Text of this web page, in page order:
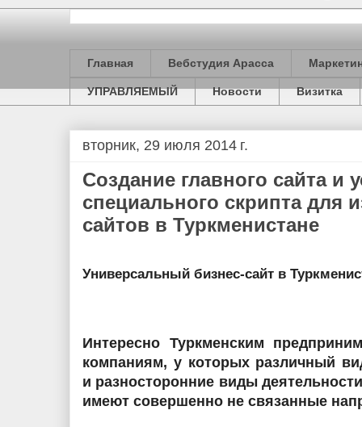
Главная Вебстудия Арасса
УПРАВЛЯЕМЫЙ Новости Визитка
вторник, 29 июля 2014 г.
Создание главного сайта и
специального скрипта для
сайтов в Туркменистане
Универсальный бизнес-сайт в
Интересно Туркменским
компаниям, у которых различный
и разносторонние виды
имеют совершенно не связанные